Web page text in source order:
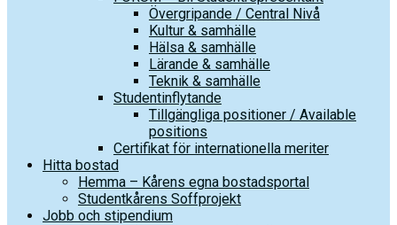
Övergripande / Central Nivå
Kultur & samhälle
Hälsa & samhälle
Lärande & samhälle
Teknik & samhälle
Studentinflytande
Tillgängliga positioner / Available
positions
Certifikat för internationella meriter
Hitta bostad
Hemma – Kårens egna bostadsportal
Studentkårens Soffprojekt
Jobb och stipendium